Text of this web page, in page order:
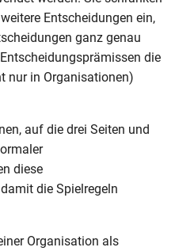
Entscheidungen ein,
ganz genau
die
nur in Organisationen)
auf die drei Seiten und
diese
die Spielregeln
Organisation als